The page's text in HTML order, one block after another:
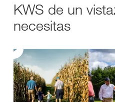
KWS de un
necesitas